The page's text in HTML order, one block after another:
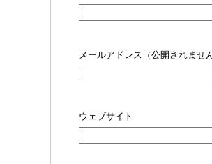
メールアドレス（公開されませ
ウェブサイト